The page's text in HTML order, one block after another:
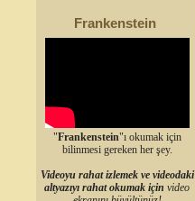
Frankenstein
"Frankenstein"ı okumak için
bilinmesi gereken her şey.
Videoyu rahat izlemek ve videodaki
altyazıyı rahat okumak için video